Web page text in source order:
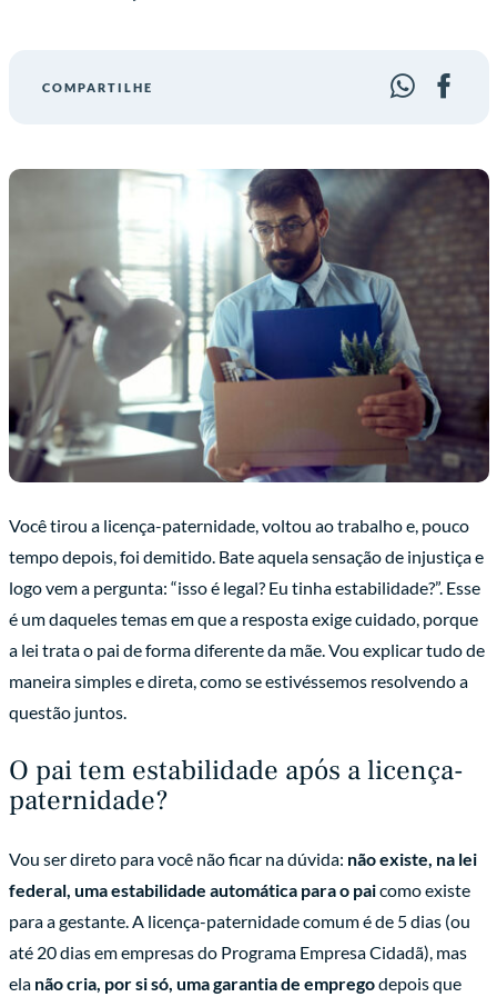
COMPARTILHE
Você tirou a licença-paternidade, voltou ao trabalho e, pouco
tempo depois, foi demitido. Bate aquela sensação de injustiça e
logo vem a pergunta: “isso é legal? Eu tinha estabilidade?”. Esse
é um daqueles temas em que a resposta exige cuidado, porque
a lei trata o pai de forma diferente da mãe. Vou explicar tudo de
maneira simples e direta, como se estivéssemos resolvendo a
questão juntos.
O pai tem estabilidade após a licença-
paternidade?
Vou ser direto para você não ficar na dúvida: não existe, na lei
federal, uma estabilidade automática para o paicomo existe
para a gestante. A licença-paternidade comum é de 5 dias (ou
até 20 dias em empresas do Programa Empresa Cidadã), mas
ela não cria, por si só, uma garantia de empregodepois que